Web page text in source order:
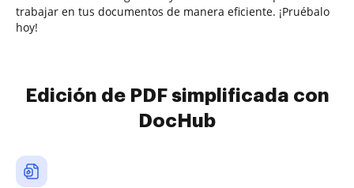
trabajar en tus documentos de manera eficiente. ¡Pruébalo
hoy!
Edición de PDF simplificada con
DocHub